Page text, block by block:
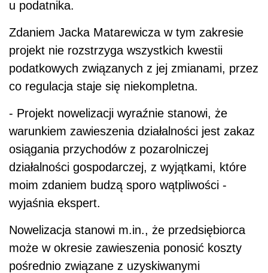
u podatnika.
Zdaniem Jacka Matarewicza w tym zakresie
projekt nie rozstrzyga wszystkich kwestii
podatkowych związanych z jej zmianami, przez
co regulacja staje się niekompletna.
- Projekt nowelizacji wyraźnie stanowi, że
warunkiem zawieszenia działalności jest zakaz
osiągania przychodów z pozarolniczej
działalności gospodarczej, z wyjątkami, które
moim zdaniem budzą sporo wątpliwości -
wyjaśnia ekspert.
Nowelizacja stanowi m.in., że przedsiębiorca
może w okresie zawieszenia ponosić koszty
pośrednio związane z uzyskiwanymi